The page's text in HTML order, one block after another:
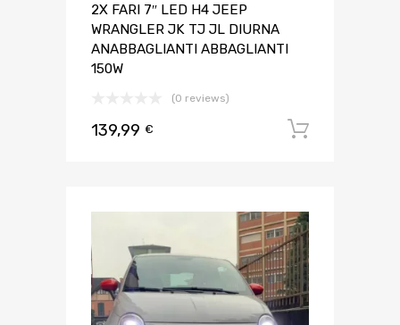
2X FARI 7″ LED H4 JEEP
WRANGLER JK TJ JL DIURNA
ANABBAGLIANTI ABBAGLIANTI
150W
(0 reviews)
139,99 €